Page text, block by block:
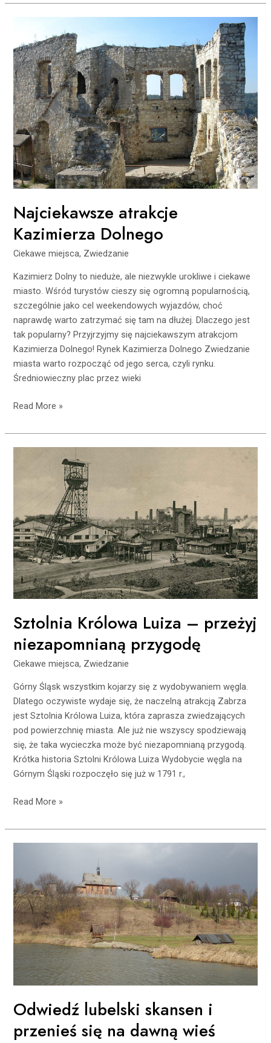
Najciekawsze atrakcje
Kazimierza Dolnego
Ciekawe miejsca, Zwiedzanie
Kazimierz Dolny to nieduże, ale niezwykle urokliwe i ciekawe
miasto. Wśród turystów cieszy się ogromną popularnością,
szczególnie jako cel weekendowych wyjazdów, choć
naprawdę warto zatrzymać się tam na dłużej. Dlaczego jest
tak popularny? Przyjrzyjmy się najciekawszym atrakcjom
Kazimierza Dolnego! Rynek Kazimierza Dolnego Zwiedzanie
miasta warto rozpocząć od jego serca, czyli rynku.
Średniowieczny plac przez wieki
atrakcje
Kazimierza
Dolnego
Read More »
Sztolnia Królowa Luiza – przeżyj
niezapomnianą przygodę
Ciekawe miejsca, Zwiedzanie
Górny Śląsk wszystkim kojarzy się z wydobywaniem węgla.
Dlatego oczywiste wydaje się, że naczelną atrakcją Zabrza
jest Sztolnia Królowa Luiza, która zaprasza zwiedzających
pod powierzchnię miasta. Ale już nie wszyscy spodziewają
się, że taka wycieczka może być niezapomnianą przygodą.
Krótka historia Sztolni Królowa Luiza Wydobycie węgla na
Górnym Śląski rozpoczęło się już w 1791 r.,
Królowa
przeżyj
niezapomnianą
przygodę
Read More »
Odwiedź lubelski skansen i
przenieś się na dawną wieś
skansen
i
przenieś
się
na
dawną
wieś